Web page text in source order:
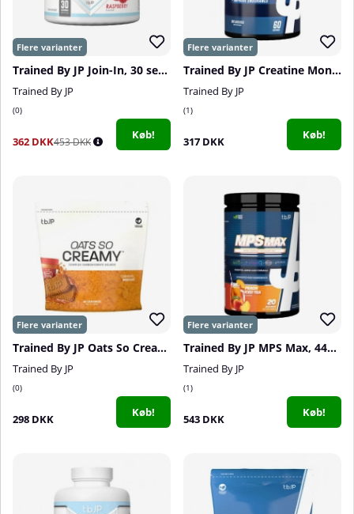
Trained By JP Join-In, 30 serv.
Trained By JP
0
362 DKK453 DKK
Køb!
Trained By JP Creatine Monohydrate, 60 serv.
Trained By JP
1
317 DKK Køb!
Trained By JP Oats So Creamy, 2 kg
Trained By JP
0
298 DKK Køb!
Trained By JP MPS Max, 440 g
Trained By JP
1
543 DKK Køb!